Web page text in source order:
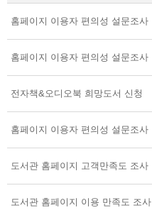
홈페이지 이용자 편의성 설문조사
홈페이지 이용자 편의성 설문조사
전자책&오디오북 희망도서 신청
홈페이지 이용자 편의성 설문조사
도서관 홈페이지 고객만족도 조사
도서관 홈페이지 이용 만족도 조사